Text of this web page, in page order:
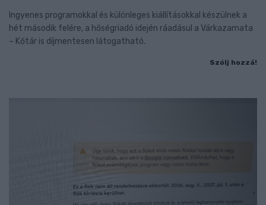
Ingyenes programokkal és különleges kiállításokkal készülnek a
hét második felére, a hőségriadó idején ráadásul a Várkazamata
– Kőtár is díjmentesen látogatható.
Szólj hozzá!